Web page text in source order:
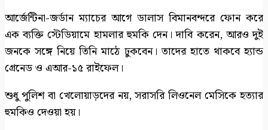
আর্জেন্টিনা-জর্ডান ম্যাচের আগে ডালাস বিমানবন্দরে ফোন করে
এক ব্যক্তি স্টেডিয়ামে হামলার হুমকি দেন। দাবি করেন, আরও দুই
জনকে সঙ্গে নিয়ে তিনি মাঠে ঢুকবেন। তাদের হাতে থাকবে হ্যান্ড
গ্রেনেড ও এআর-১৫ রাইফেল।
শুধু পুলিশ বা খেলোয়াড়দের নয়, সরাসরি লিওনেল মেসিকে হত্যার
হুমকিও দেওয়া হয়।